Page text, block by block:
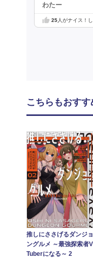
わたー
25人がナイス！
こちらもおすす
推しにささげるダンジョ
ングルメ ～最強探索者V
Tuberになる～ 2